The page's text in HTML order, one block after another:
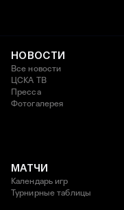
НОВОСТИ
Все новости
ЦСКА ТВ
Пресса
Фотогалерея
МАТЧИ
Календарь игр
Турнирные таблицы